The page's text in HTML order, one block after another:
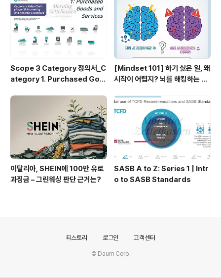
Scope 3 Category 정의서_C
ategory 1. Purchased Goo
[Mindset 101] 하기 싫은 일, 왜
시작이 어렵지? 뇌를 해킹하는 5
이탈리아, SHEIN에 100만 유로
과징금 – 그린워싱 판단 근거는?
SASB A to Z: Series 1 | Intr
o to SASB Standards
티스토리 로그인 고객센터
© Daum Corp.